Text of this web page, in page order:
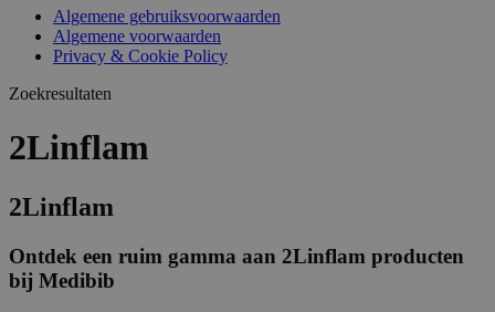
Algemene gebruiksvoorwaarden
Algemene voorwaarden
Privacy & Cookie Policy
Zoekresultaten
2Linflam
2Linflam
Ontdek een ruim gamma aan 2Linflam producten
bij Medibib